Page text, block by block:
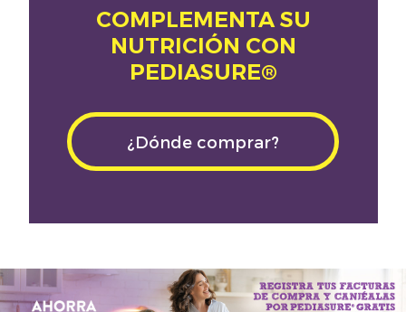
COMPLEMENTA SU
NUTRICIÓN CON
PEDIASURE®
¿Dónde comprar?